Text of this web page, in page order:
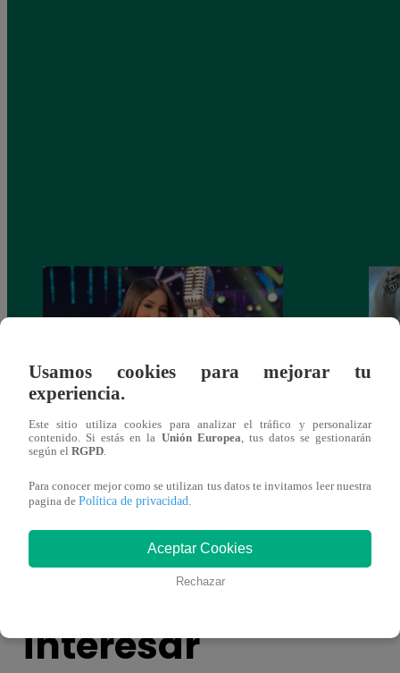
¡Imitadora de Laura Pausini se consagró
ganadora de Yo Soy: Nueva Generación!
También te puede
interesar
Usamos cookies para mejorar tu
experiencia.
Este sitio utiliza cookies para analizar el tráfico y personalizar
contenido. Si estás en la Unión Europea, tus datos se gestionarán
según el RGPD.
Para conocer mejor como se utilizan tus datos te invitamos leer nuestra
pagina de Política de privacidad.
Aceptar Cookies
Rechazar